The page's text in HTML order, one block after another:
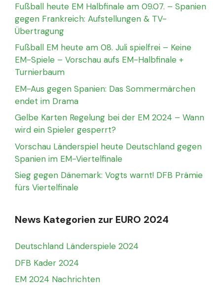
Fußball heute EM Halbfinale am 09.07. – Spanien
gegen Frankreich: Aufstellungen & TV-
Übertragung
Fußball EM heute am 08. Juli spielfrei – Keine
EM-Spiele – Vorschau aufs EM-Halbfinale +
Turnierbaum
EM-Aus gegen Spanien: Das Sommermärchen
endet im Drama
Gelbe Karten Regelung bei der EM 2024 – Wann
wird ein Spieler gesperrt?
Vorschau Länderspiel heute Deutschland gegen
Spanien im EM-Viertelfinale
Sieg gegen Dänemark: Vogts warnt! DFB Prämie
fürs Viertelfinale
News Kategorien zur EURO 2024
Deutschland Länderspiele 2024
DFB Kader 2024
EM 2024 Nachrichten